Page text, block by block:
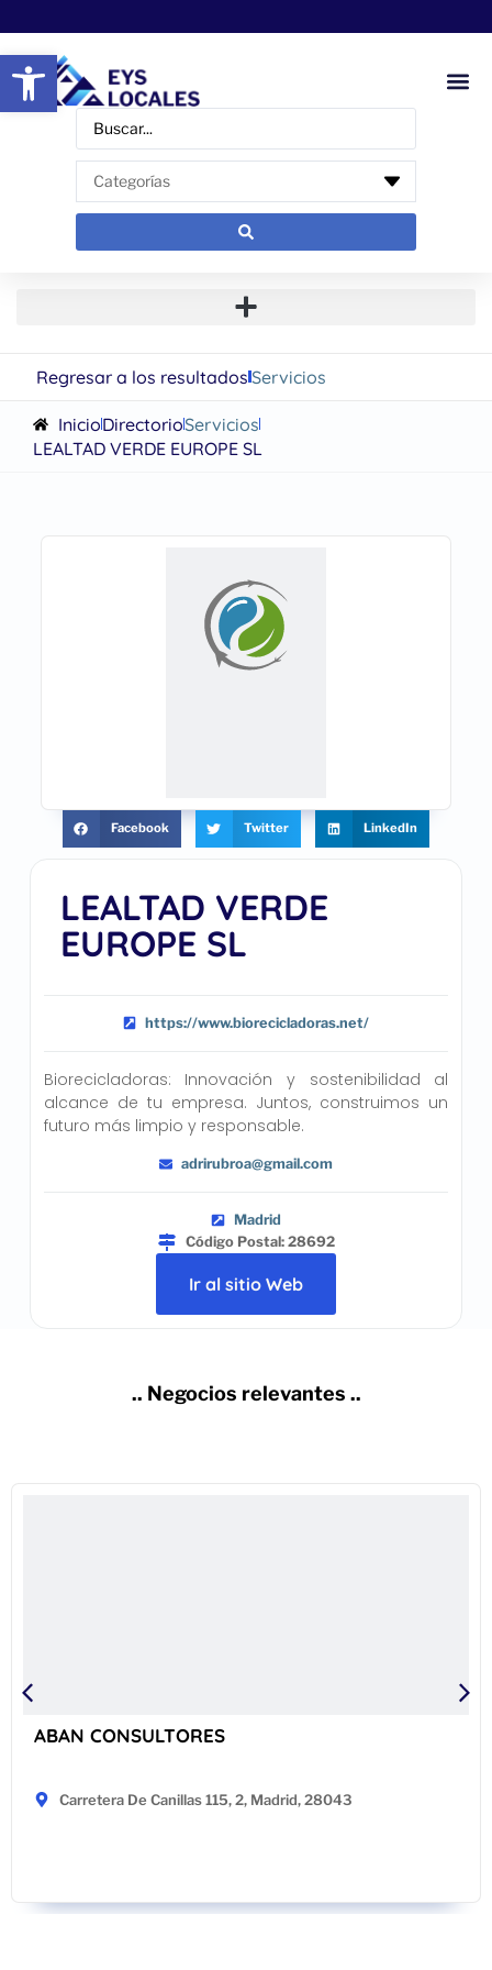
Abrir barra de herramientas
Regresar a los resultadosServicios
InicioDirectorioServicios
LEALTAD VERDE EUROPE SL
LEALTAD VERDE
EUROPE SL
https://www.biorecicladoras.net/
Biorecicladoras: Innovación y sostenibilidad al
alcance de tu empresa. Juntos, construimos un
futuro más limpio y responsable.
adrirubroa@gmail.com
Madrid
Código Postal: 28692
Ir al sitio Web
Facebook Twitter LinkedIn
.. Negocios relevantes ..
ABAN CONSULTORES
Carretera De Canillas 115, 2, Madrid, 28043